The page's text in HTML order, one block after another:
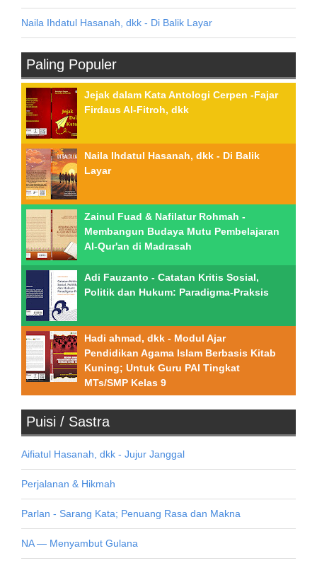
Naila Ihdatul Hasanah, dkk - Di Balik Layar
Paling Populer
Jejak dalam Kata Antologi Cerpen -Fajar
Firdaus Al-Fitroh, dkk
Naila Ihdatul Hasanah, dkk - Di Balik
Layar
Zainul Fuad & Nafilatur Rohmah -
Membangun Budaya Mutu Pembelajaran
Al-Qur'an di Madrasah
Adi Fauzanto - Catatan Kritis Sosial,
Politik dan Hukum: Paradigma-Praksis
Hadi ahmad, dkk - Modul Ajar
Pendidikan Agama Islam Berbasis Kitab
Kuning; Untuk Guru PAI Tingkat
MTs/SMP Kelas 9
Puisi / Sastra
Aifiatul Hasanah, dkk - Jujur Janggal
Perjalanan & Hikmah
Parlan - Sarang Kata; Penuang Rasa dan Makna
NA — Menyambut Gulana